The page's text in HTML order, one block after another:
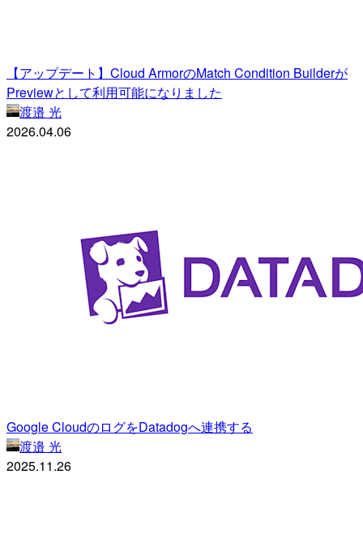
【アップデート】Cloud ArmorのMatch Condition Builderが
Previewとして利用可能になりました
渡邉 光
2026.04.06
Google CloudのログをDatadogへ連携する
渡邉 光
2025.11.26